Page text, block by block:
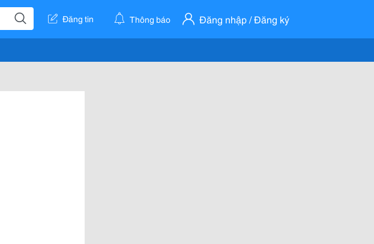
Đăng tin Thông báo Đăng nhập / Đăng ký